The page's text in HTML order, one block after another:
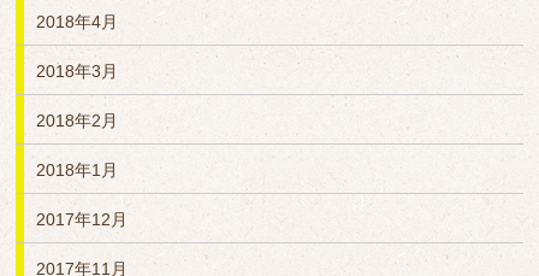
2018年4月
2018年3月
2018年2月
2018年1月
2017年12月
2017年11月